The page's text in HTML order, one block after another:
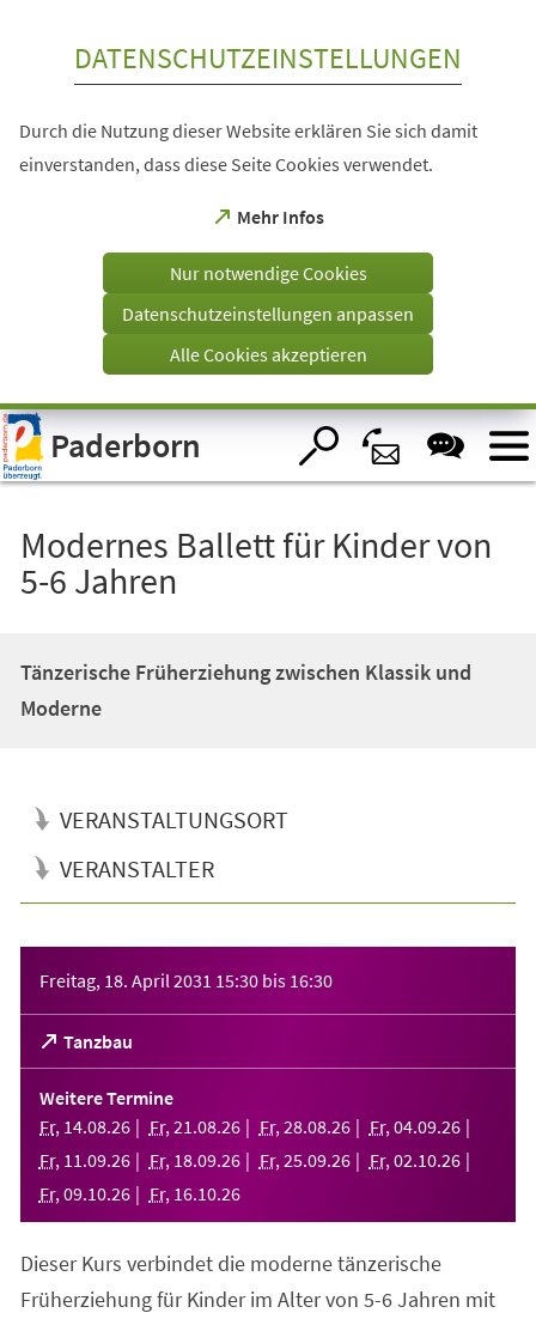
Visuelle
Assistenzsoftware
öffnen.
DATENSCHUTZEINSTELLUNGEN
Durch die Nutzung dieser Website erklären Sie sich damit
einverstanden, dass diese Seite Cookies verwendet.
Mehr Infos
(Öffnet
einem
Tab)
Nur notwendige Cookies
Datenschutzeinstellungen anpassen
Alle Cookies akzeptieren
Paderborn
Modernes Ballett für Kinder von
5-6 Jahren
Tänzerische Früherziehung zwischen Klassik und
Moderne
VERANSTALTUNGSORT
VERANSTALTER
Freitag, 18. April 2031 15:30 bis 16:30
Tanzbau
(Öffnet
in
einem
neuen
Tab)
Weitere Termine
Fr, 14.08.26 Fr, 21 .08.26 Fr, 28.08.26 Fr, 04.09.26
Fr, 11 .09.26 Fr, 18.09.26 Fr, 25.09.26 Fr, 02.10.26
Fr, 09.10.26 Fr, 16.10.26
Dieser Kurs verbindet die moderne tänzerische
Früherziehung für Kinder im Alter von 5-6 Jahren mit